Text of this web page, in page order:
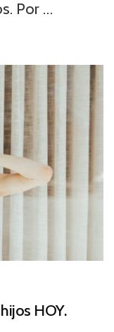
Por …
HOY.